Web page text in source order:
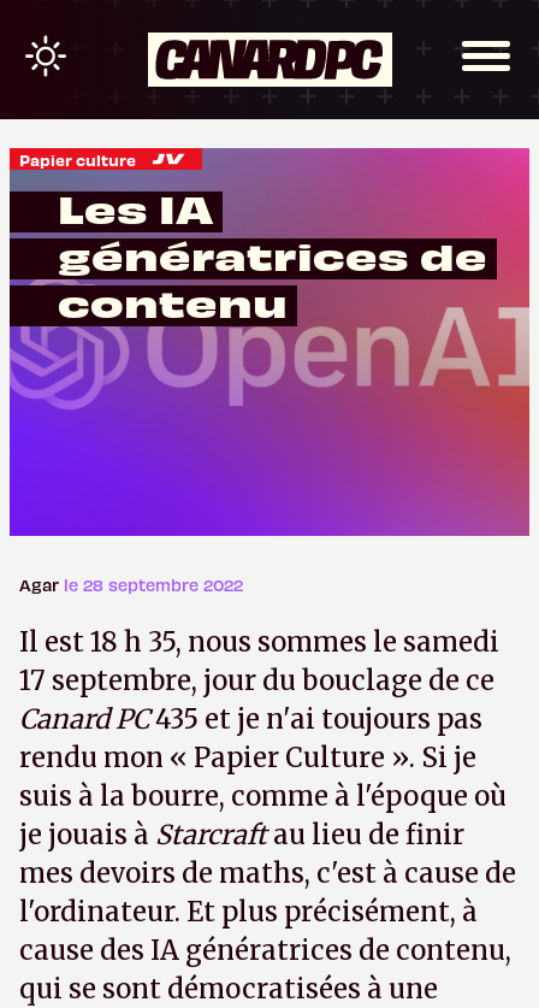
Papier culture
Les IA
génératrices de
contenu
Agar le 28 septembre 2022
Il est 18 h 35, nous sommes le samedi
17 septembre, jour du bouclage de ce
Canard PC435 et je n'ai toujours pas
rendu mon « Papier Culture ». Si je
suis à la bourre, comme à l'époque où
je jouais à Starcraftau lieu de finir
mes devoirs de maths, c'est à cause de
l'ordinateur. Et plus précisément, à
cause des IA génératrices de contenu,
qui se sont démocratisées à une